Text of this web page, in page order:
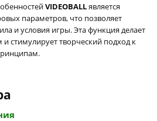
VIDEOBALLявляется
параметров, что позволяет
и условия игры. Эта функция делает
стимулирует творческий подход к